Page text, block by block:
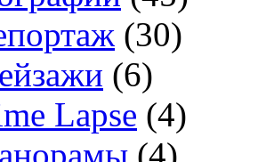
(30)
(6)
Lapse (4)